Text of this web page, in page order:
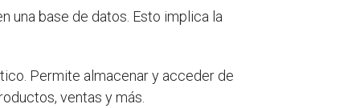
una base de datos. Esto implica la
Permite almacenar y acceder de
ventas y más.